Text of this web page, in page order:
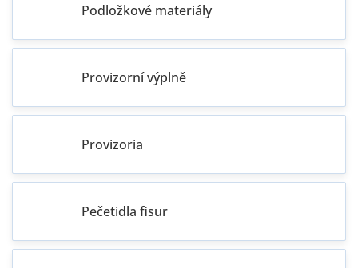
Podložkové materiály
Provizorní výplně
Provizoria
Pečetidla fisur